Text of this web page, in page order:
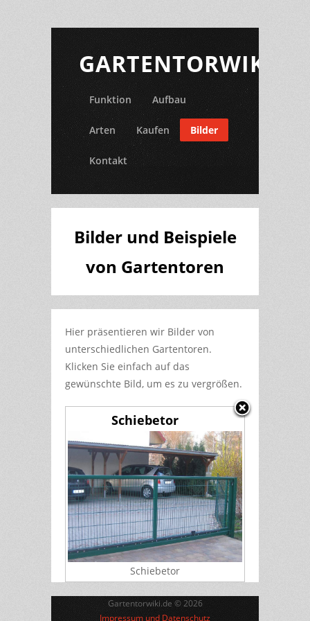
GARTENTORWIKI.DE
Funktion Aufbau
Arten Kaufen Bilder
Kontakt
Bilder und Beispiele
von Gartentoren
Hier präsentieren wir Bilder von
unterschiedlichen Gartentoren.
Klicken Sie einfach auf das
gewünschte Bild, um es zu vergrößen.
Schiebetor
Schiebetor
Gartentorwiki.de © 2026
Impressum und Datenschutz